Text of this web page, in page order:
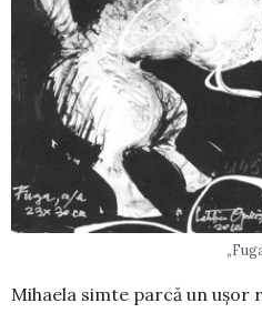
Mihaela simte parcă un ușor